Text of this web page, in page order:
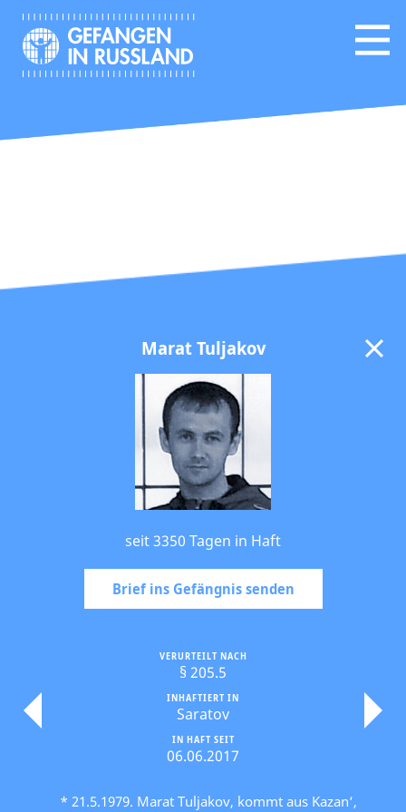
Marat Tuljakov
seit 3350 Tagen in Haft
Brief ins Gefängnis senden
IN HAFT SEIT
06.06.2017
INHAFTIERT IN
Saratov
VERURTEILT NACH
§ 205.5
* 21.5.1979. Marat Tuljakov, kommt aus Kazan‘,